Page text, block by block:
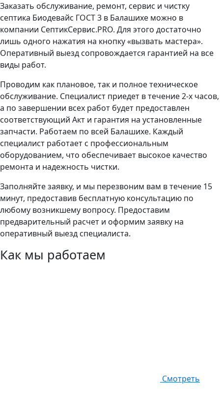
Заказать обслуживание, ремонт, сервис и чистку
септика Биодевайс ГОСТ 3 в Балашихе можно в
компании СептикСервис.PRO. Для этого достаточно
лишь одного нажатия на кнопку «вызвать мастера».
Оперативный выезд сопровождается гарантией на все
виды работ.
Проводим как плановое, так и полное техническое
обслуживание. Специалист приедет в течение 2-х часов,
а по завершении всех работ будет предоставлен
соответствующий Акт и гарантия на установленные
запчасти. Работаем по всей Балашихе. Каждый
специалист работает с профессиональным
оборудованием, что обеспечивает высокое качество
ремонта и надежность чистки.
Заполняйте заявку, и мы перезвоним вам в течение 15
минут, предоставив бесплатную консультацию по
любому возникшему вопросу. Предоставим
предварительный расчет и оформим заявку на
оперативный выезд специалиста.
Как мы работаем
Смотреть